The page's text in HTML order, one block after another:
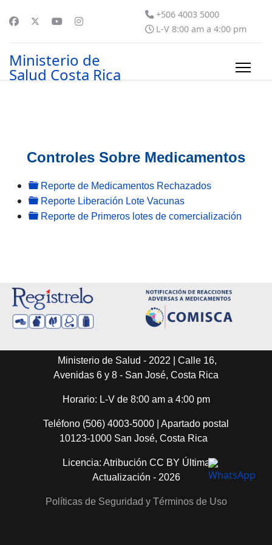
+506 4003 5000
L-V 8:00 am a 4:00 pm
Ministerio de
Salud Costa Rica
Controles Sobre Medicamentos
folder
Reporte de Medicamentos Rechazados
folder
Reporte Liberación Lote Vacunas
folder
Reporte de Primeros lotes de comercialización
Ministerio de Salud - 2022 | Calle 16,
Avenidas 6 y 8 - San José, Costa Rica
Horario: L-V de 8:00 am a 4:00 pm
Teléfono (506) 4003-5000 | Apartado postal
10123-1000 San José, Costa Rica
Licencia: Atribución CC BY Última
Actualización - 2026
Políticas de Seguridad y Términos de Uso